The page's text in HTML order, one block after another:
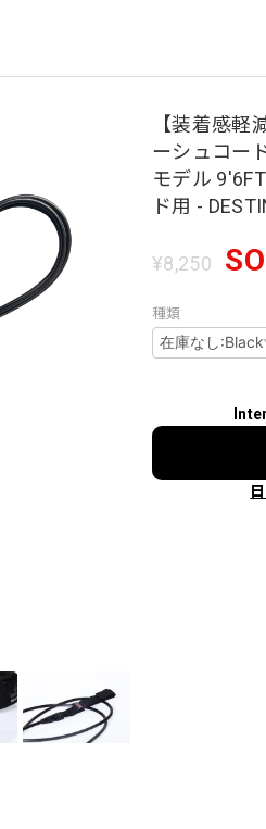
【装着感軽
ーシュコー
モデル
ド用 -
¥8,250
種類